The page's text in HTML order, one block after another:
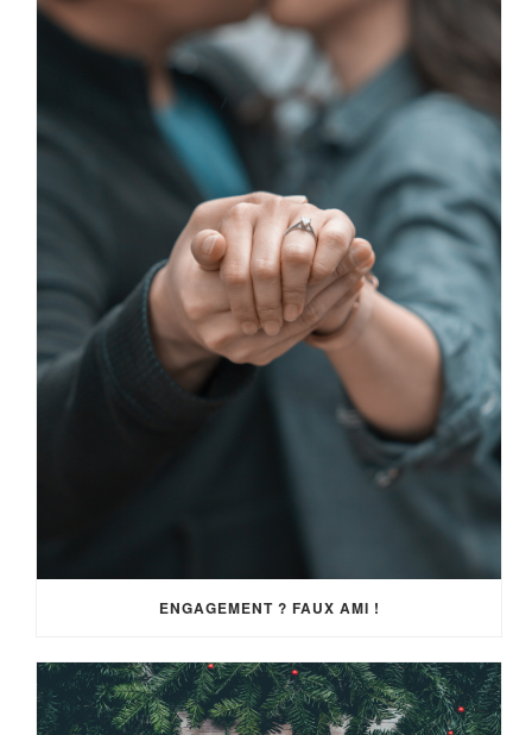
ENGAGEMENT ? FAUX AMI !